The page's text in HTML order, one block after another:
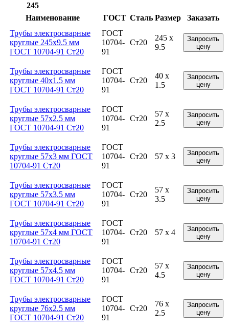
245
Наименование
ГОСТ Сталь Размер
Заказать
Трубы электросварные
круглые 245x9.5 мм
ГОСТ 10704-91 Ст20
ГОСТ
10704-
91
Ст20
245 x
9.5
Запросить
цену
Трубы электросварные
круглые 40x1.5 мм
ГОСТ 10704-91 Ст20
ГОСТ
10704-
91
Ст20
40 x
1.5
Запросить
цену
Трубы электросварные
круглые 57x2.5 мм
ГОСТ 10704-91 Ст20
ГОСТ
10704-
91
Ст20
57 x
2.5
Запросить
цену
Трубы электросварные
круглые 57x3 мм ГОСТ
10704-91 Ст20
ГОСТ
10704-
91
Ст20 57 x 3
Запросить
цену
Трубы электросварные
круглые 57x3.5 мм
ГОСТ 10704-91 Ст20
ГОСТ
10704-
91
Ст20
57 x
3.5
Запросить
цену
Трубы электросварные
круглые 57x4 мм ГОСТ
10704-91 Ст20
ГОСТ
10704-
91
Ст20 57 x 4
Запросить
цену
Трубы электросварные
круглые 57x4.5 мм
ГОСТ 10704-91 Ст20
ГОСТ
10704-
91
Ст20
57 x
4.5
Запросить
цену
Трубы электросварные
круглые 76x2.5 мм
ГОСТ 10704-91 Ст20
ГОСТ
10704-
91
Ст20
76 x
2.5
Запросить
цену